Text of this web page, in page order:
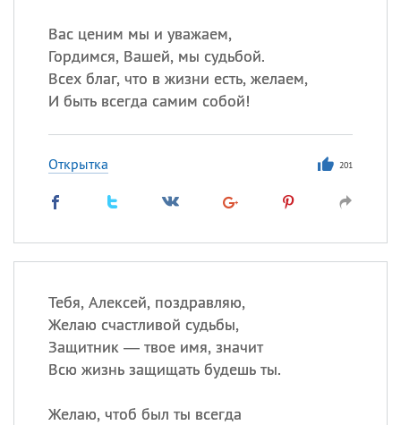
Вас ценим мы и уважаем,
Гордимся, Вашей, мы судьбой.
Всех благ, что в жизни есть, желаем,
И быть всегда самим собой!
Открытка 201
Тебя, Алексей, поздравляю,
Желаю счастливой судьбы,
Защитник — твое имя, значит
Всю жизнь защищать будешь ты.
Желаю, чтоб был ты всегда